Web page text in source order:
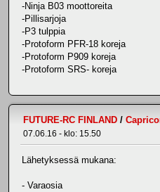
-Ninja B03 moottoreita
-Pillisarjoja
-P3 tulppia
-Protoform PFR-18 koreja
-Protoform P909 koreja
-Protoform SRS- koreja
FUTURE-RC FINLAND /
07.06.16 - klo: 15.50
Lähetyksessä mukana:
- Varaosia